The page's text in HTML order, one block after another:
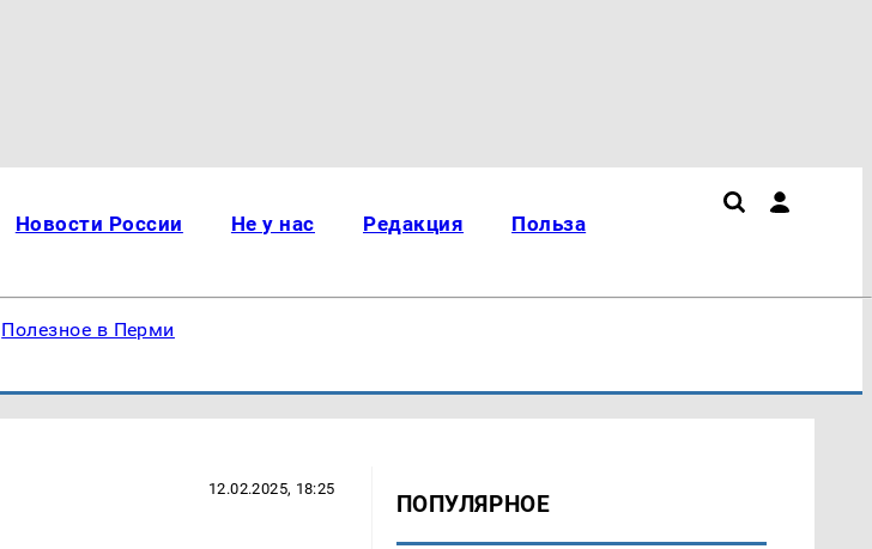
Новости России Не у нас Редакция Польза
Полезное в Перми
12.02.2025, 18:25
ПОПУЛЯРНОЕ